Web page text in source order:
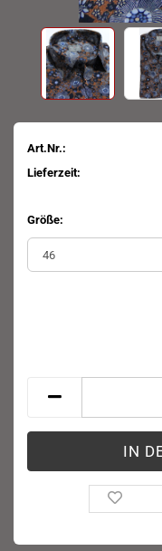
Art.Nr.:
Lieferzeit:
Größe: